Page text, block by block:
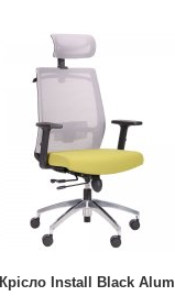
Крісло Install Black Alum